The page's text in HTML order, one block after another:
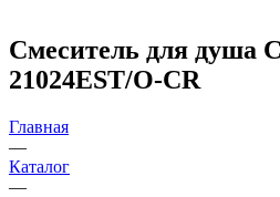
Смеситель для душа
21024EST/O-CR
Главная
—
Каталог
—